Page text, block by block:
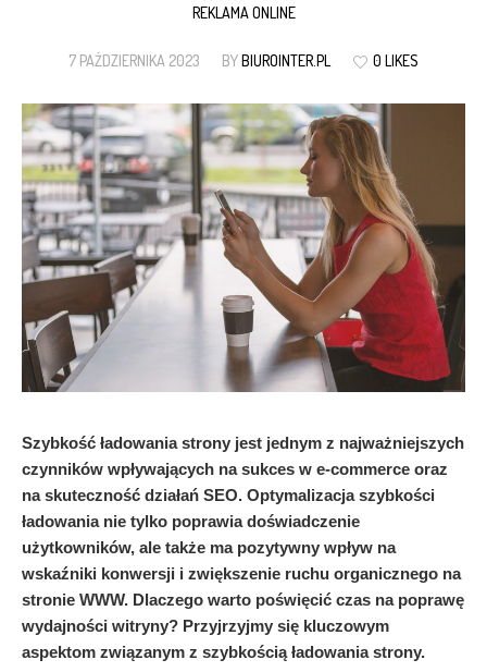
REKLAMA ONLINE
7 PAŹDZIERNIKA 2023 BYBIUROINTER.PL 0 LIKES
Szybkość ładowania strony jest jednym z najważniejszych
czynników wpływających na sukces w e-commerce oraz
na skuteczność działań SEO. Optymalizacja szybkości
ładowania nie tylko poprawia doświadczenie
użytkowników, ale także ma pozytywny wpływ na
wskaźniki konwersji i zwiększenie ruchu organicznego na
stronie WWW. Dlaczego warto poświęcić czas na poprawę
wydajności witryny? Przyjrzyjmy się kluczowym
aspektom związanym z szybkością ładowania strony.